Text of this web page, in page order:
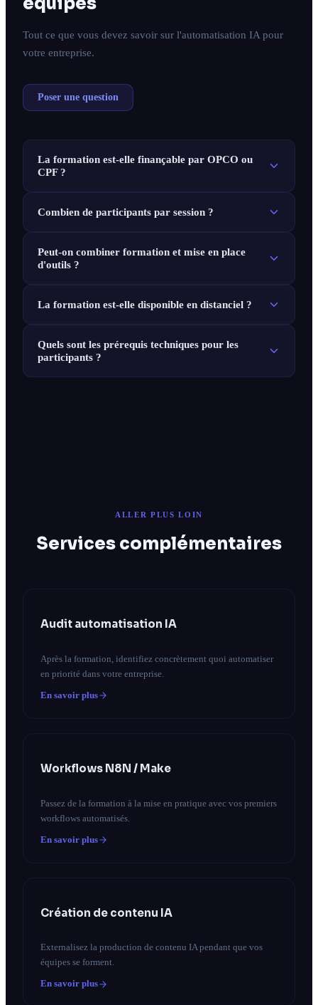
Tout ce que vous devez savoir sur l'automatisation IA pour
votre entreprise.
Poser une question
La formation est-elle finançable par OPCO ou
CPF ?
Combien de participants par session ?
Peut-on combiner formation et mise en place
d'outils ?
La formation est-elle disponible en distanciel ?
Quels sont les prérequis techniques pour les
participants ?
ALLER PLUS LOIN
Services complémentaires
Audit automatisation IA
Après la formation, identifiez concrètement quoi automatiser
en priorité dans votre entreprise.
En savoir plus
Workflows N8N / Make
Passez de la formation à la mise en pratique avec vos premiers
workflows automatisés.
En savoir plus
Création de contenu IA
Externalisez la production de contenu IA pendant que vos
équipes se forment.
En savoir plus